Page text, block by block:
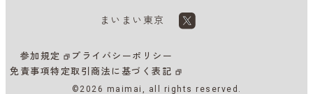
まいまい東京
参加規定
プライバシーポリシー
免責事項特定取引商法に基づく表記
©2026 maimai, all rights reserved.